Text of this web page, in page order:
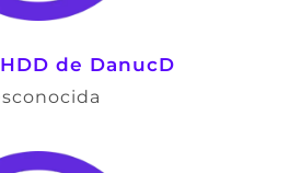
de DanucD